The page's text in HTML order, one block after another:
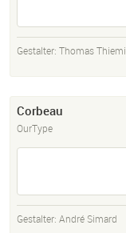
Gestalter: Thomas
Corbeau
OurType
Gestalter: André Simard